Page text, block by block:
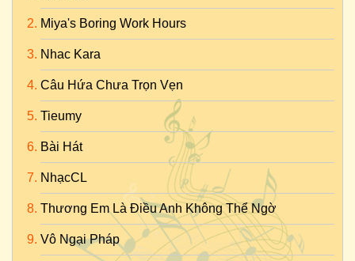
Miya's Boring Work Hours
Nhac Kara
Câu Hứa Chưa Trọn Vẹn
Tieumy
Bài Hát
NhạcCL
Thương Em Là Điều Anh Không Thể Ngờ
Vô Ngại Pháp